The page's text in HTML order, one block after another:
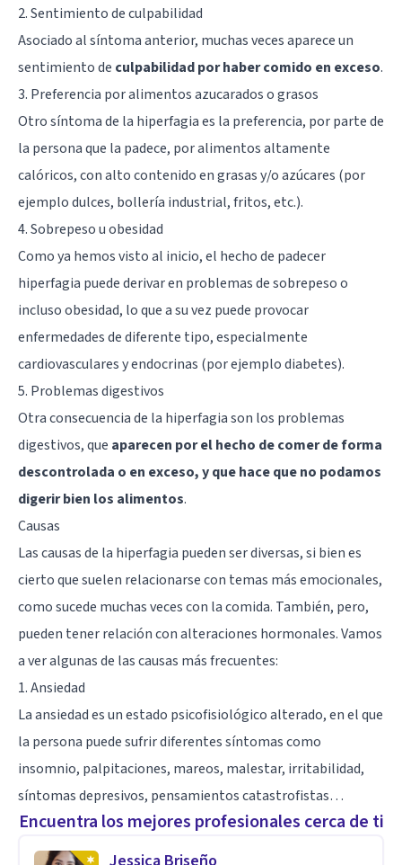
2. Sentimiento de culpabilidad
Asociado al síntoma anterior, muchas veces aparece un
sentimiento de culpabilidad por haber comido en exceso.
3. Preferencia por alimentos azucarados o grasos
Otro síntoma de la hiperfagia es la preferencia, por parte de
la persona que la padece, por alimentos altamente
calóricos, con alto contenido en grasas y/o azúcares (por
ejemplo dulces, bollería industrial, fritos, etc.).
4. Sobrepeso u obesidad
Como ya hemos visto al inicio, el hecho de padecer
hiperfagia puede derivar en problemas de sobrepeso o
incluso obesidad, lo que a su vez puede provocar
enfermedades de diferente tipo, especialmente
cardiovasculares y endocrinas (por ejemplo diabetes).
5. Problemas digestivos
Otra consecuencia de la hiperfagia son los problemas
digestivos, que aparecen por el hecho de comer de forma
descontrolada o en exceso, y que hace que no podamos
digerir bien los alimentos.
Causas
Las causas de la hiperfagia pueden ser diversas, si bien es
cierto que suelen relacionarse con temas más emocionales,
como sucede muchas veces con la comida. También, pero,
pueden tener relación con alteraciones hormonales. Vamos
a ver algunas de las causas más frecuentes:
1. Ansiedad
La ansiedad es un estado psicofisiológico alterado, en el que
la persona puede sufrir diferentes síntomas como
insomnio, palpitaciones, mareos, malestar, irritabilidad,
síntomas depresivos, pensamientos catastrofistas…
Encuentra los mejores profesionales cerca de ti